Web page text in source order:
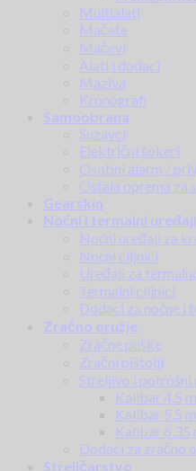
Multialati
Mačete
Mačevi
Alati i dodaci
Maziva
Kronografi
Samoobrana
Suzavci
Električni šokeri
Osobni alarm /
Ostala oprema za
Gearskin
Noćni i termalni uređaji
Noćni uređaji za
Noćni ciljnici
Uređaji za
Termalni ciljnici
Dodaci za noćne i
Zračno oružje
Zračne puške
Zračni pištolji
Streljivo i potrošni
Kalibar 4.5
Kalibar 5.5
Kalibar 6.35
Dodaci za zračno
Streličarstvo